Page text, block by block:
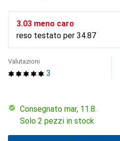
CHF
3.03 meno caro
reso testato per CHF
34.87
3
Valutazioni
Consegnato mar, 11.8.
Solo 2 pezzi in stock